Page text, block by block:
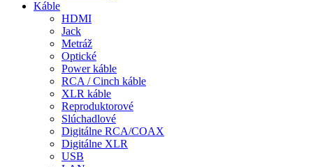
Káble
HDMI
Jack
Metráž
Optické
Power káble
RCA / Cinch káble
XLR káble
Reproduktorové
Slúchadlové
Digitálne RCA/COAX
Digitálne XLR
USB